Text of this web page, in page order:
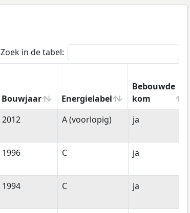
Zoek in de tabel:
Bouwjaar Energielabel
Bebouwde
kom
Bouwjaar Energielabel
Bebouwde
kom
2012 A (voorlopig) ja
1996 C ja
1994 C ja